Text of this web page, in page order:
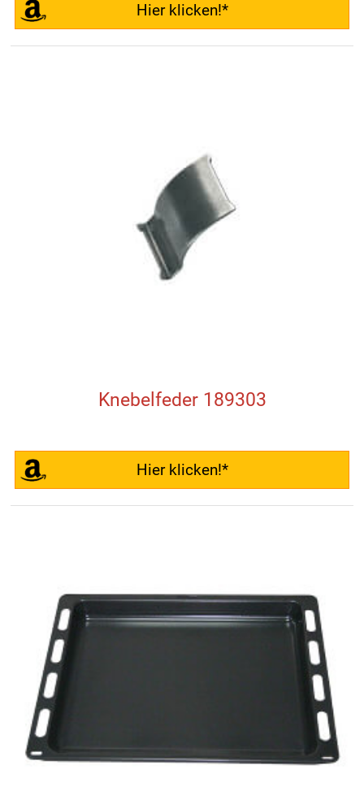
Hier klicken!*
Knebelfeder 189303
Hier klicken!*